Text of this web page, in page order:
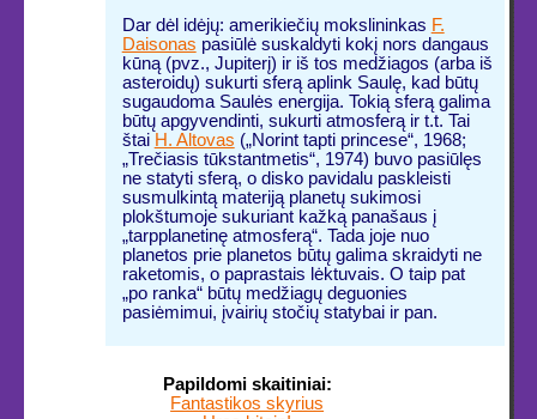
Dar dėl idėjų: amerikiečių mokslininkas F.
Daisonas pasiūlė suskaldyti kokį nors dangaus
kūną (pvz., Jupiterį) ir iš tos medžiagos (arba iš
asteroidų) sukurti sferą aplink Saulę, kad būtų
sugaudoma Saulės energija. Tokią sferą galima
būtų apgyvendinti, sukurti atmosferą ir t.t. Tai
štai H. Altovas („Norint tapti princese“, 1968;
„Trečiasis tūkstantmetis“, 1974) buvo pasiūlęs
ne statyti sferą, o disko pavidalu paskleisti
susmulkintą materiją planetų sukimosi
plokštumoje sukuriant kažką panašaus į
„tarpplanetinę atmosferą“. Tada joje nuo
planetos prie planetos būtų galima skraidyti ne
raketomis, o paprastais lėktuvais. O taip pat
„po ranka“ būtų medžiagų deguonies
pasiėmimui, įvairių stočių statybai ir pan.
Papildomi skaitiniai:
Fantastikos skyrius